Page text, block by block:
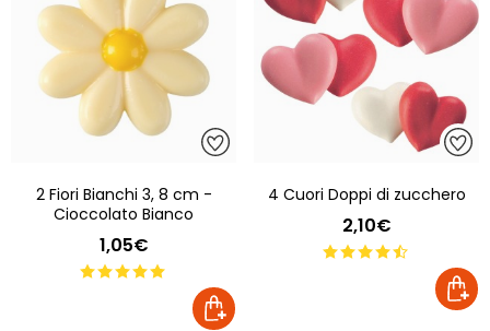
2 Fiori Bianchi 3, 8 cm -
Cioccolato Bianco
1,05€
4 Cuori Doppi di zucchero
2,10€